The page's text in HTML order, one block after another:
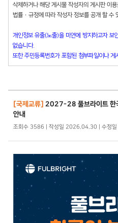
삭제하거나 해당 게시물 작성자의 게시판 이
법률 · 규정에 따라 작성자 정보를 공개 할 수
개인정보 유출(노출)을 미연에 방지하고자 보
없습니다.
또한 주민등록번호가 포함된 첨부파일이나 게
[국제교류] 2027-28 풀브라이트 한
안내
조회수 3586 | 작성일 2026.04.30 | 수정